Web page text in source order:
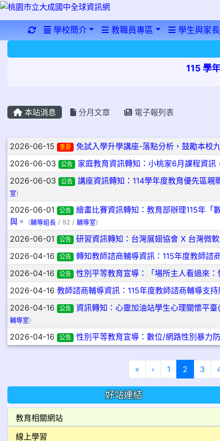
重新取得佈景設定
學校簡介 教職員專區 學生與家
115 學
本站消息 分月文章 電子報列表
文章列表
2026-06-15 重要
免試入學升學講座-落點分析，鼓勵本校
2026-06-03
公告
家庭教育資訊轉知：小桃家6月課程資
2026-06-03
公告 講座資訊轉知：114學年度教育優先區
室)
2026-06-01 公告
繪畫比賽資訊轉知：教育部辦理115年「
與。
(輔導組長 / 92 / 輔導室)
2026-06-01 公告
研習資訊轉知：台灣展翅協會 X 台灣微
2026-04-16
公告
轉知教師諮商輔導資訊：115年度教師諮
2026-04-16
公告
性別平等教育宣導：「場所主人看過來
2026-04-16 教師諮商輔導資訊：115年度教師諮商輔導支
2026-04-16
公告 資訊轉知：心靈加油站學生心理關懷平
輔導室)
2026-04-16 公告 性別平等教育宣導：數位/網路性別暴力
« 第一頁
‹ 上一頁
1 2 (目前頁
3
好站連結